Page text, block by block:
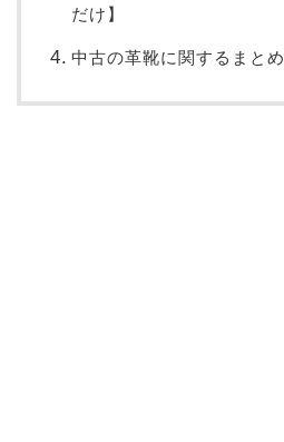
だけ】
中古の革靴に関するまとめ